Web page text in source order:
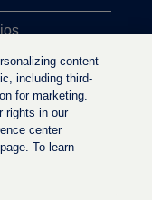
content
including third-
for marketing.
rights in our
center
To learn